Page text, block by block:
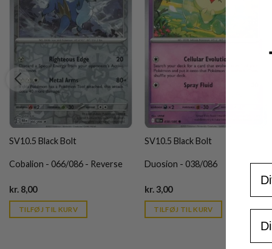
SV10.5 Black Bolt
Cobalion - 066/086 - Reverse
kr. 8,00Current
is:
kr. 39,95.
TILFØJ TIL KURV
SV10.5 Black Bolt
Duosion - 038/086
kr.3,00Current
is:
kr. 39,95.
TILFØJ TIL KURV